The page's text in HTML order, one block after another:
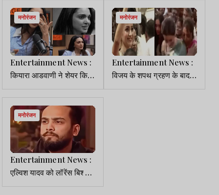
मनोरंजन
Entertainment News :
कियारा आडवाणी ने शेयर किया
पोस्ट-पार्टम जर्नी, बोलीं - मां
बनने के बाद मैं पूरी...
मनोरंजन
Entertainment News :
विजय के शपथ ग्रहण के बाद
भीड़ में फंसी तृषा कृष्णन, वीडयो
मनोरंजन
Entertainment News :
एल्विश यादव को लॉरेंस बिश्नोई
गैंग ने दी जान से मारने की